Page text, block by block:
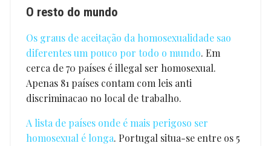
O resto do mundo
Os graus de aceitação da homosexualidade sao
diferentes um pouco por todo o mundo. Em
cerca de 70 países é illegal ser homosexual.
Apenas 81 países contam com leis anti
discriminacao no local de trabalho.
A lista de países onde é mais perigoso ser
homosexual é longa. Portugal situa-se entre os 5